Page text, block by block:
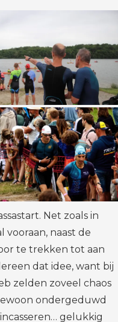
Net zoals in
vooraan, naast de
te trekken tot aan
dat idee, want bij
zelden zoveel chaos
ondergeduwd
gelukkig